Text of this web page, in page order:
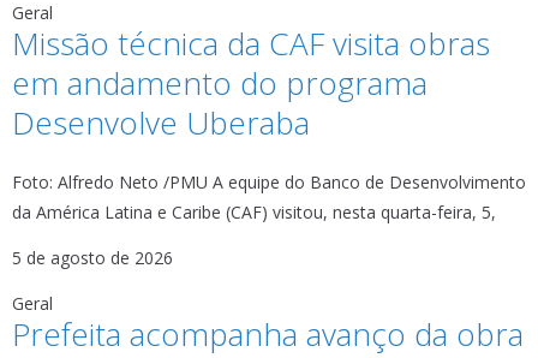
Geral
Missão técnica da CAF visita obras
em andamento do programa
Desenvolve Uberaba
Foto: Alfredo Neto /PMU A equipe do Banco de Desenvolvimento
da América Latina e Caribe (CAF) visitou, nesta quarta-feira, 5,
5 de agosto de 2026
Geral
Prefeita acompanha avanço da obra